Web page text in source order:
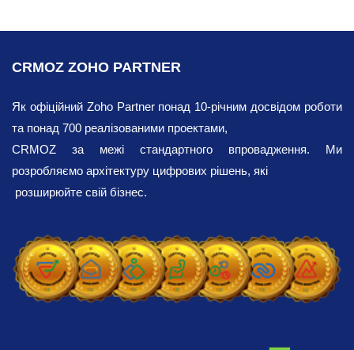
CRMOZ ZOHO PARTNER
Як офіційний Zoho Partner понад 10-річним досвідом роботи
та понад 700 реалізованими проектами,
CRMOZ за межі стандартного впровадження. Ми
розробляємо архітектуру цифрових рішень, які
розширюйте свій бізнес.